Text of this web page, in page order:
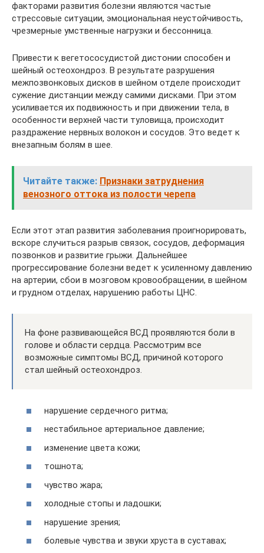
факторами развития болезни являются частые
стрессовые ситуации, эмоциональная неустойчивость,
чрезмерные умственные нагрузки и бессонница.
Привести к вегетососудистой дистонии способен и
шейный остеохондроз. В результате разрушения
межпозвонковых дисков в шейном отделе происходит
сужение дистанции между самими дисками. При этом
усиливается их подвижность и при движении тела, в
особенности верхней части туловища, происходит
раздражение нервных волокон и сосудов. Это ведет к
внезапным болям в шее.
Читайте также: Признаки затруднения
венозного оттока из полости черепа
Если этот этап развития заболевания проигнорировать,
вскоре случиться разрыв связок, сосудов, деформация
позвонков и развитие грыжи. Дальнейшее
прогрессирование болезни ведет к усиленному давлению
на артерии, сбои в мозговом кровообращении, в шейном
и грудном отделах, нарушению работы ЦНС.
На фоне развивающейся ВСД проявляются боли в
голове и области сердца. Рассмотрим все
возможные симптомы ВСД, причиной которого
стал шейный остеохондроз.
нарушение сердечного ритма;
нестабильное артериальное давление;
изменение цвета кожи;
тошнота;
чувство жара;
холодные стопы и ладошки;
нарушение зрения;
болевые чувства и звуки хруста в суставах;